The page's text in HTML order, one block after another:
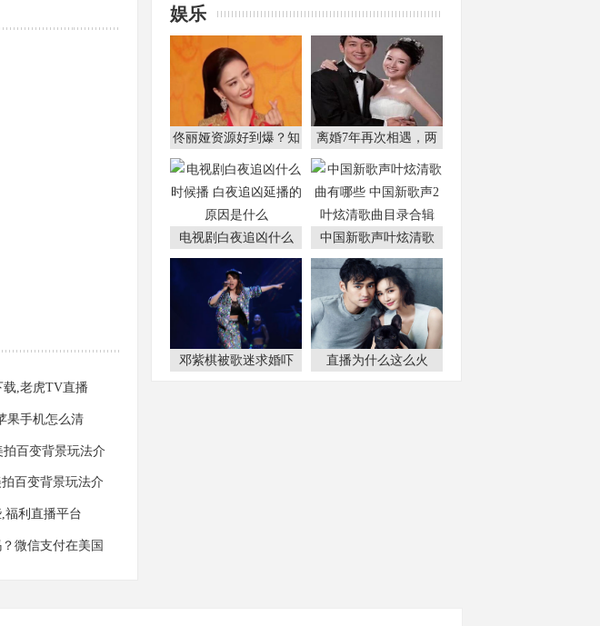
,老虎TV直播
果手机怎么清
百变背景玩法介
百变背景玩法介
福利直播平台
微信支付在美国
娱乐
佟丽娅资源好到爆？知 离婚7年再次相遇，两
电视剧白夜追凶什么 中国新歌声叶炫清歌
邓紫棋被歌迷求婚吓 直播为什么这么火